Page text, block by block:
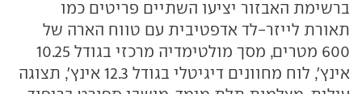
ברשימת האבזור יציעו השתיים פריטים כמו
תאורת לייזר-לד אדפטיבית עם טווח הארה של
600 מטרים, מסך מולטימדיה מרכזי בגודל 10.25
אינץ', לוח מחוונים דיגיטלי בגודל 12.3 אינץ', תצוגה